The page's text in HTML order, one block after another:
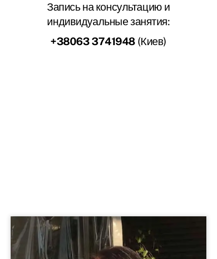
Запись на консультацию и
индивидуальные занятия:
+38063 3741948(Киев)